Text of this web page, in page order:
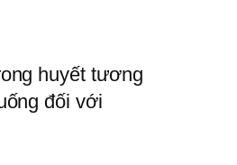
huyết tương
đối với